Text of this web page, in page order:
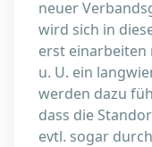
neuer
wird sich in
erst einarbeiten
u. U. ein
werden dazu
dass die
evtl. sogar